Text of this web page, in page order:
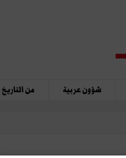
شؤون عربية من التاريخ